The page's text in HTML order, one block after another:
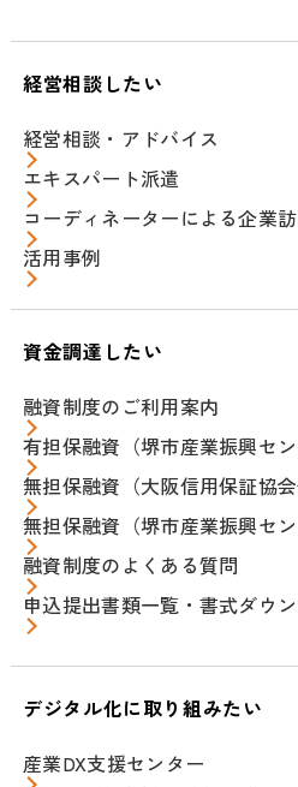
経営相談したい
経営相談・アドバイス
エキスパート派遣
コーディネーターによる企業
活用事例
資金調達したい
融資制度のご利用案内
有担保融資（堺市産業振興セン
無担保融資（大阪信用保証協会
無担保融資（堺市産業振興セン
融資制度のよくある質問
申込提出書類一覧・書式ダウ
デジタル化に取り組みたい
産業DX支援センター